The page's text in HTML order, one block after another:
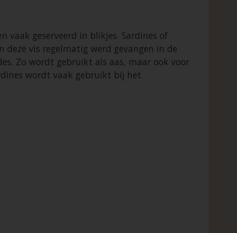
vaak geserveerd in blikjes. Sardines of
vis regelmatig werd gevangen in de
Zo wordt gebruikt als aas, maar ook voor
wordt vaak gebruikt bij het